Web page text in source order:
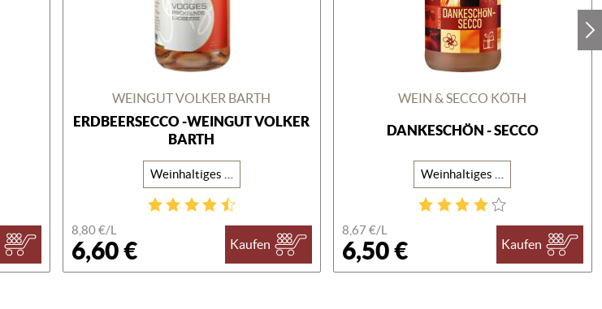
WEINGUT VOLKER BARTH
ERDBEERSECCO -WEINGUT VOLKER
BARTH
8,80 €/L
6,60 € Kaufen
WEIN & SECCO KÖTH
DANKESCHÖN - SECCO
8,67 €/L
6,50 € Kaufen